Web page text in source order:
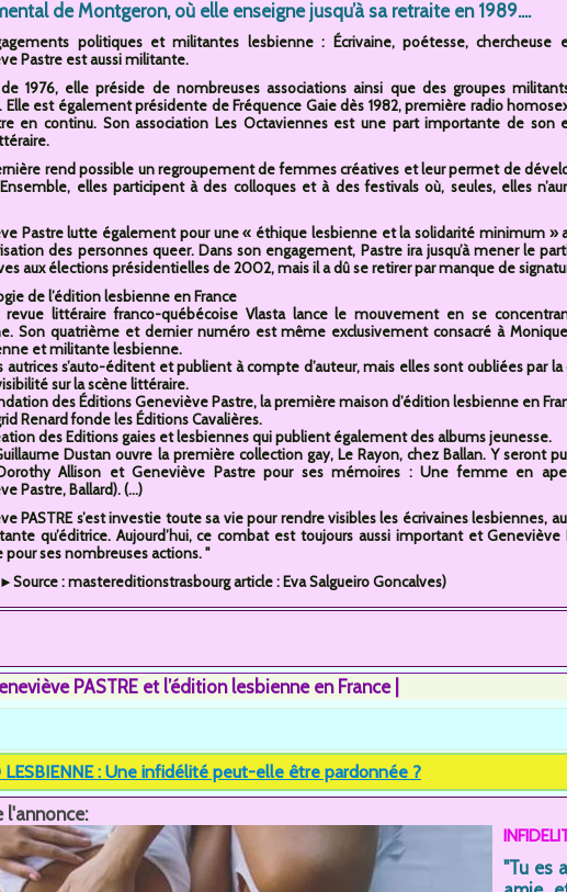
de Montgeron, où elle enseigne jusqu’à sa retraite en 1989....
politiques et militantes lesbienne : Écrivaine, poétesse, chercheuse
Pastre est aussi militante.
1976, elle préside de nombreuses associations ainsi que des groupes
Elle est également présidente de Fréquence Gaie dès 1982, première radio
en continu. Son association Les Octaviennes est une part importante de son
rend possible un regroupement de femmes créatives et leur permet de
elles participent à des colloques et à des festivals où, seules, elles
Pastre lutte également pour une « éthique lesbienne et la solidarité minimum »
des personnes queer. Dans son engagement, Pastre ira jusqu’à mener le
aux élections présidentielles de 2002, mais il a dû se retirer par manque de
de l’édition lesbienne en France
revue littéraire franco-québécoise Vlasta lance le mouvement en se
Son quatrième et dernier numéro est même exclusivement consacré à
et militante lesbienne.
autrices s’auto-éditent et publient à compte d’auteur, mais elles sont oubliées par la
sur la scène littéraire.
des Éditions Geneviève Pastre, la première maison d’édition lesbienne en
Renard fonde les Éditions Cavalières.
des Editions gaies et lesbiennes qui publient également des albums jeunesse.
Dustan ouvre la première collection gay, Le Rayon, chez Ballan. Y seront
Allison et Geneviève Pastre pour ses mémoires : Une femme en
Pastre, Ballard). (...)
PASTRE s’est investie toute sa vie pour rendre visibles les écrivaines lesbiennes,
qu’éditrice. Aujourd’hui, ce combat est toujours aussi important et Geneviève
pour ses nombreuses actions. "
: mastereditionstrasbourg article : Eva Salgueiro Goncalves)
PASTRE et l’édition lesbienne en France
LESBIENNE : Une infidélité peut-elle être pardonnée ?
l'annonce:
"Tu es